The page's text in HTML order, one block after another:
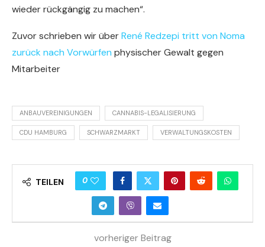
wieder rückgängig zu machen“.
Zuvor schrieben wir überRené Redzepi tritt von Noma
zurück nach Vorwürfen physischer Gewalt gegen
Mitarbeiter
ANBAUVEREINIGUNGEN CANNABIS-LEGALISIERUNG
CDU HAMBURG SCHWARZMARKT VERWALTUNGSKOSTEN
TEILEN 0
vorheriger Beitrag